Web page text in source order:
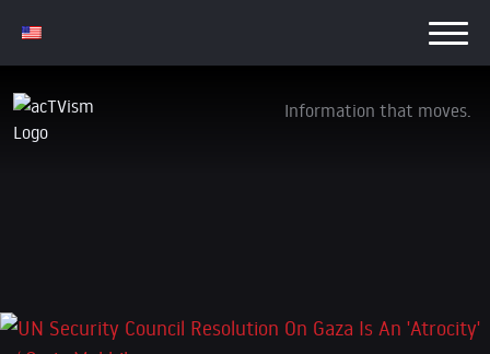
Information that moves.
UN Security Council Resolution On Gaza Is